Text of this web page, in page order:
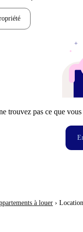
trouvez pas ce que
à louer ›